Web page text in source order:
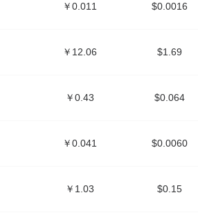
￥0.011 $0.0016
￥12.06 $1.69
￥0.43 $0.064
￥0.041 $0.0060
￥1.03 $0.15